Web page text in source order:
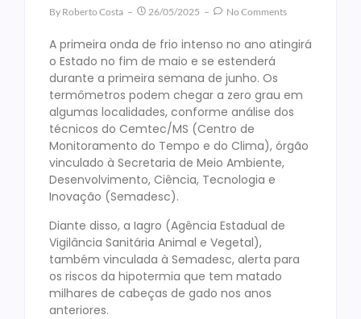
By Roberto Costa 26/05/2025 No Comments
A primeira onda de frio intenso no ano atingirá
o Estado no fim de maio e se estenderá
durante a primeira semana de junho. Os
termômetros podem chegar a zero grau em
algumas localidades, conforme análise dos
técnicos do Cemtec/MS (Centro de
Monitoramento do Tempo e do Clima), órgão
vinculado à Secretaria de Meio Ambiente,
Desenvolvimento, Ciência, Tecnologia e
Inovação (Semadesc).
Diante disso, a Iagro (Agência Estadual de
Vigilância Sanitária Animal e Vegetal),
também vinculada à Semadesc, alerta para
os riscos da hipotermia que tem matado
milhares de cabeças de gado nos anos
anteriores.